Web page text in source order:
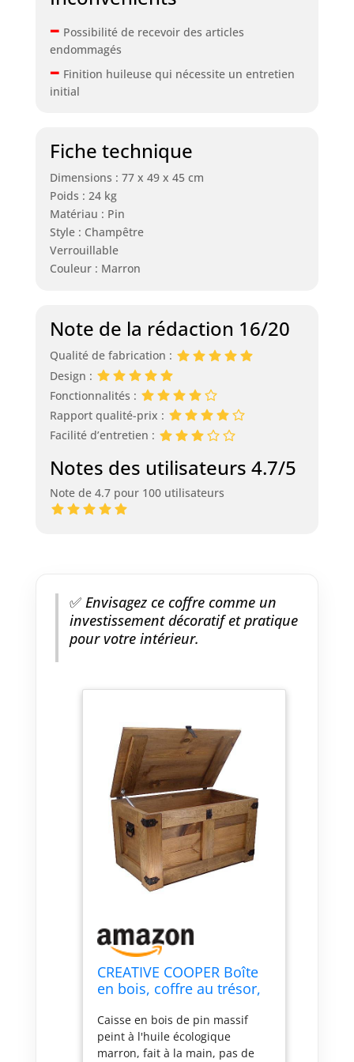
– Possibilité de recevoir des articles
endommagés
– Finition huileuse qui nécessite un entretien
initial
Fiche technique
Dimensions : 77 x 49 x 45 cm
Poids : 24 kg
Matériau : Pin
Style : Champêtre
Verrouillable
Couleur : Marron
Note de la rédaction 16/20
Qualité de fabrication :
Design :
Fonctionnalités :
Rapport qualité-prix :
Facilité d’entretien :
Notes des utilisateurs 4.7/5
Note de 4.7 pour 100 utilisateurs
✅Envisagez ce coffre comme un
investissement décoratif et pratique
pour votre intérieur.
CREATIVE COOPER Boîte
en bois, coffre au trésor,
coffre de lit, table de
repos rustique, table
basse, coffre à jouets, 77
Caisse en bois de pin massif
peint à l'huile écologique
marron, fait à la main, pas de